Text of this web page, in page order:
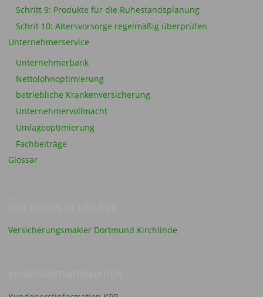
Schritt 9: Produkte für die Ruhestandsplanung
Schrit 10: Altersvorsorge regelmäßig überprüfen
Unternehmerservice
Unternehmerbank
Nettolohnoptimierung
betriebliche Krankenversicherung
Unternehmervollmacht
Umlageoptimierung
Fachbeiträge
Glossar
Versicherungsmakler Dortmund Kirchlinde